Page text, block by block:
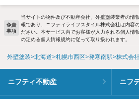
免責
事項
当サイトの物件及び不動産会社、外壁塗装業者の情
報であり、ニフティライフスタイル株式会社は内容
ださい。本サービス内でお客様が入力される個人情
の定める個人情報規約に従って取り扱われます。
外壁塗装 北海道 札幌市西区 発寒南駅 株式会
ニフティ不動産 ニフ